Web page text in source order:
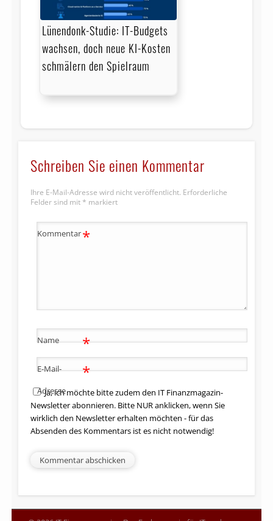
Lünendonk-Studie: IT-Budgets
wachsen, doch neue KI-Kosten
schmälern den Spielraum
Schreiben Sie einen Kommentar
Ihre E-Mail-Adresse wird nicht veröffentlicht. Erforderliche
Felder sind mit * markiert
Kommentar*
Name *
E-Mail-
Adresse
*
Ja, ich möchte bitte zudem den IT Finanzmagazin-
Newsletter abonnieren. Bitte NUR anklicken, wenn Sie
wirklich den Newsletter erhalten möchten - für das
Absenden des Kommentars ist es nicht notwendig!